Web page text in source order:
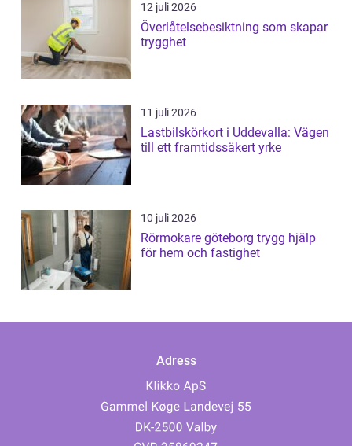
12 juli 2026
Överlåtelsebesiktning som skapar
trygghet
11 juli 2026
Lastbilskörkort i Uddevalla: Vägen
till ett framtidssäkert yrke
10 juli 2026
Rörmokare göteborg trygg hjälp
för hem och fastighet
Adress